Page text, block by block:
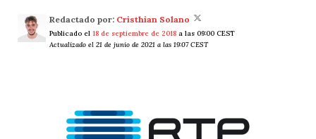
Redactado por: Cristhian Solano
Publicado el 18 de septiembre de 2018 a las 09:00 CEST
Actualizado el 21 de junio de 2021 a las 19:07 CEST